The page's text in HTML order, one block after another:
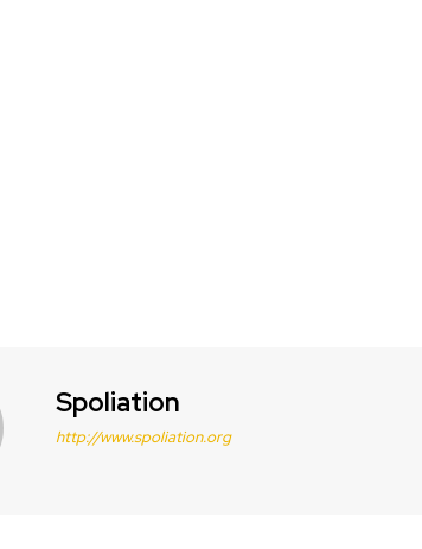
Spoliation
http://www.spoliation.org